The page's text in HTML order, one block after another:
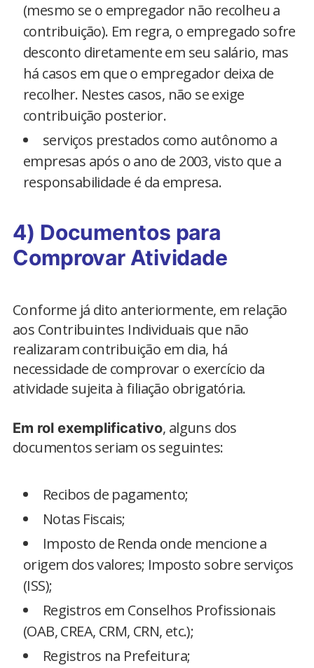
(mesmo se o empregador não recolheu a
contribuição). Em regra, o empregado sofre
desconto diretamente em seu salário, mas
há casos em que o empregador deixa de
recolher. Nestes casos, não se exige
contribuição posterior.
serviços prestados como autônomo a
empresas após o ano de 2003, visto que a
responsabilidade é da empresa.
4) Documentos para
Comprovar Atividade
Conforme já dito anteriormente, em relação
aos Contribuintes Individuais que não
realizaram contribuição em dia, há
necessidade de comprovar o exercício da
atividade sujeita à filiação obrigatória.
Em rol exemplificativo, alguns dos
documentos seriam os seguintes:
Recibos de pagamento;
Notas Fiscais;
Imposto de Renda onde mencione a
origem dos valores; Imposto sobre serviços
(ISS);
Registros em Conselhos Profissionais
(OAB, CREA, CRM, CRN, etc.);
Registros na Prefeitura;